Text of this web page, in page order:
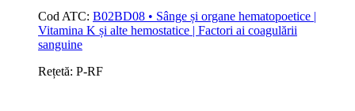
Cod ATC: B02BD08 • Sânge și organe hematopoetice |
Vitamina K și alte hemostatice | Factori ai coagulării
sanguine
Rețetă: P-RF